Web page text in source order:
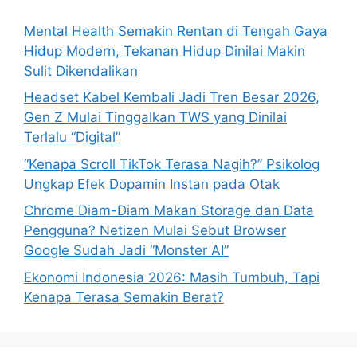
r
:
Mental Health Semakin Rentan di Tengah Gaya
Hidup Modern, Tekanan Hidup Dinilai Makin
Sulit Dikendalikan
Headset Kabel Kembali Jadi Tren Besar 2026,
Gen Z Mulai Tinggalkan TWS yang Dinilai
Terlalu “Digital”
“Kenapa Scroll TikTok Terasa Nagih?” Psikolog
Ungkap Efek Dopamin Instan pada Otak
Chrome Diam-Diam Makan Storage dan Data
Pengguna? Netizen Mulai Sebut Browser
Google Sudah Jadi “Monster AI”
Ekonomi Indonesia 2026: Masih Tumbuh, Tapi
Kenapa Terasa Semakin Berat?